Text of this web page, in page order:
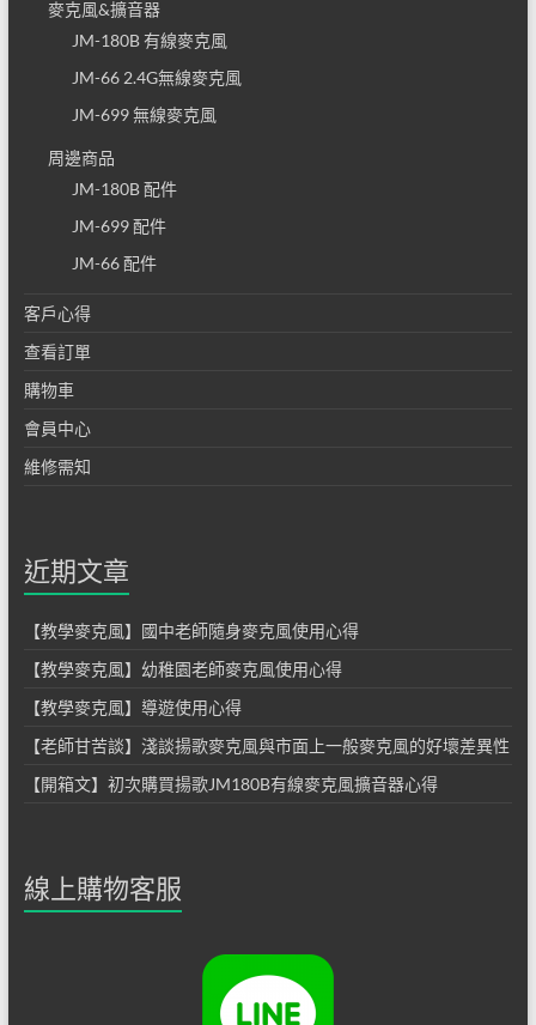
揚歌
小蜜
專營
教學
麥克
風及
教學
擴音
器
麥克風&擴音器
JM-180B 有線麥克風
JM-66 2.4G無線麥克風
JM-699 無線麥克風
周邊商品
JM-180B 配件
JM-699 配件
JM-66 配件
客戶心得
查看訂單
購物車
會員中心
維修需知
近期文章
【教學麥克風】國中老師隨身麥克風使用心得
【教學麥克風】幼稚園老師麥克風使用心得
【教學麥克風】導遊使用心得
【老師甘苦談】淺談揚歌麥克風與市面上一般麥克風的好壞差異性
【開箱文】初次購買揚歌JM180B有線麥克風擴音器心得
線上購物客服